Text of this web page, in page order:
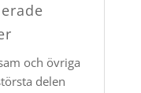
och övriga
delen